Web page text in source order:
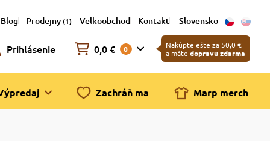
Blog Prodejny (1) Velkoobchod Kontakt Slovensko
Prihlásenie 0,0 € 0
Nakúpte ešte za 50,0 €
a máte dopravu zdarma
Zachráň ma Marp merch